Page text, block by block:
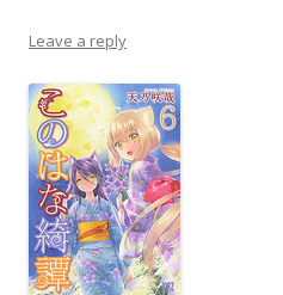
Leave a reply